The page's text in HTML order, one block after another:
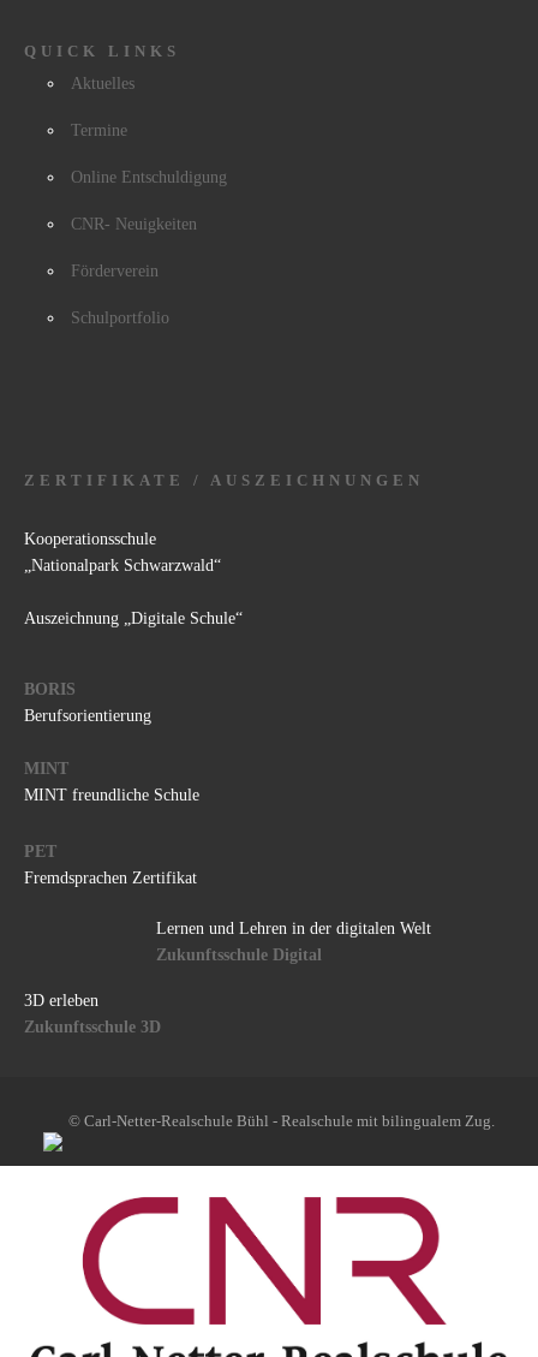
QUICK LINKS
Aktuelles
Termine
Online Entschuldigung
CNR- Neuigkeiten
Förderverein
Schulportfolio
ZERTIFIKATE / AUSZEICHNUNGEN
Kooperationsschule
„Nationalpark Schwarzwald“
Auszeichnung „Digitale Schule“
BORIS
Berufsorientierung
MINT
MINT freundliche Schule
PET
Fremdsprachen Zertifikat
Lernen und Lehren in der digitalen Welt
Zukunftsschule Digital
3D erleben
Zukunftsschule 3D
© Carl-Netter-Realschule Bühl - Realschule mit bilingualem Zug.
Datenschutz Impressum